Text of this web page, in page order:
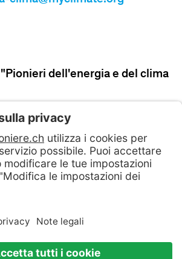
dell'energia e del clima
ISCRIVITI ORA
di contratto